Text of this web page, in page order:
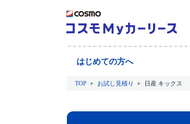
はじめての方へ
TOP お試し見積り 日産 キックス